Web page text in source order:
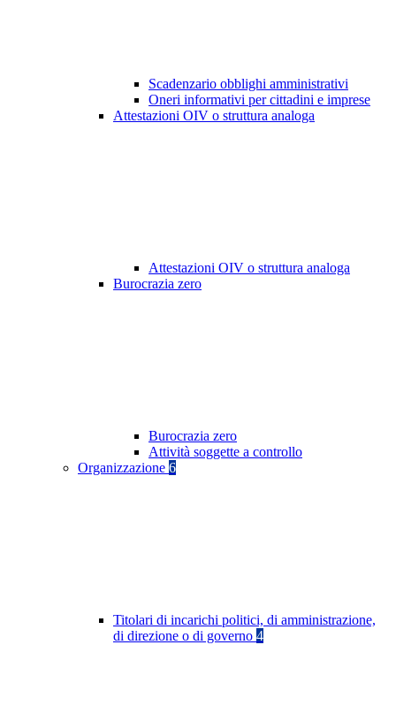
Scadenzario obblighi amministrativi
Oneri informativi per cittadini e imprese
Attestazioni OIV o struttura analoga
Attestazioni OIV o struttura analoga
Burocrazia zero
Burocrazia zero
Attività soggette a controllo
Organizzazione 6
Titolari di incarichi politici, di amministrazione,
di direzione o di governo 4